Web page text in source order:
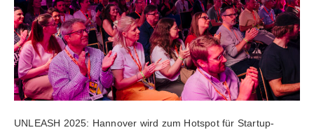
UNLEASH 2025: Hannover wird zum Hotspot für Startup-